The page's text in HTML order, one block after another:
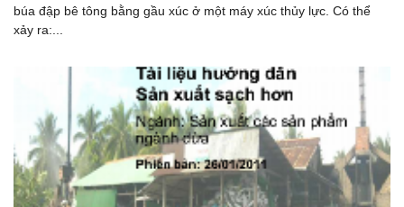
búa đập bê tông bằng gầu xúc ở một máy xúc thủy lực. Có thể
xảy ra:...